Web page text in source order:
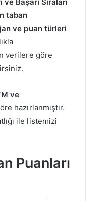
taban
ve puan türleri
verilere göre
ve
hazırlanmıştır.
ile listemizi
Puanları